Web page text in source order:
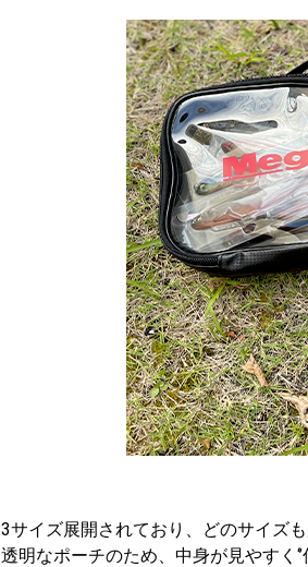
3サイズ展開されており、どのサイズ
透明なポーチのため、中身が見やすく